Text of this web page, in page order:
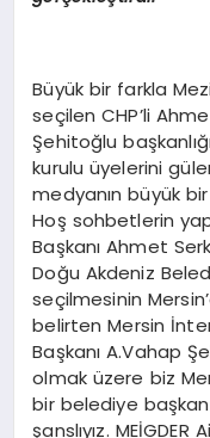
Büyük bir farkla
seçilen CHP’li
Şehitoğlu
kurulu üyelerini
medyanın büyük
Hoş sohbetlerin
Başkanı Ahmet
Doğu Akdeniz
seçilmesinin
belirten Mersin
Başkanı A.Vahap
olmak üzere biz
bir belediye
şanslıyız.